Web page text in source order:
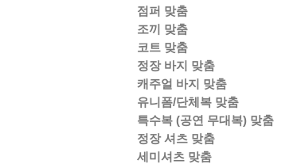
점퍼 맞춤
조끼 맞춤
코트 맞춤
정장 바지 맞춤
캐주얼 바지 맞춤
유니폼/단체복 맞춤
특수복 (공연 무대복) 맞춤
정장 셔츠 맞춤
세미셔츠 맞춤